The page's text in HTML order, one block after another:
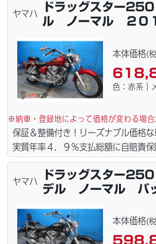
港止めになります）。☆盗難保険加入
ド各種取り扱ってます。仕様変更か
てます。当社ホームページにて詳細画
ヤマハ
ドラッグスター
ル ノーマル ２０
本体価格(
色：赤系｜
※納車・登録地によって価格が変わる場合
保証＆整備付き！リーズナブル価格な
実質年率４．９％支払総額に自賠責保
どこでも１万円〜4.5万円にて配達致
港止めになります）。☆盗難保険加入
ド各種取り扱ってます。仕様変更か
てます。当社ホームページにて詳細画
ヤマハ
ドラッグスター
デル ノーマル バ
本体価格(